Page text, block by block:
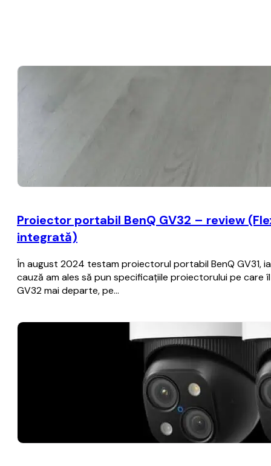
Proiector portabil BenQ GV32 – review
integrată)
În august 2024 testam proiectorul portabil BenQ GV31,
cauză am ales să pun specificațiile proiectorului pe care
GV32 mai departe, pe…